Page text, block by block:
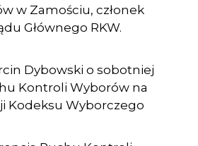
w Zamościu, członek
Głównego RKW.
Dybowski o sobotniej
Kontroli Wyborów na
Kodeksu Wyborczego